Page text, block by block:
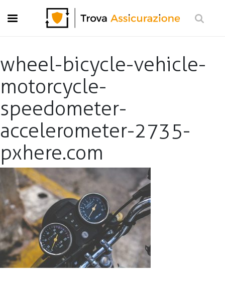
Moto
Viaggi
Vita
Pensione
Investimento e risparmio
Preventivo Gratis
wheel-bicycle-vehicle-
motorcycle-
speedometer-
accelerometer-2735-
pxhere.com